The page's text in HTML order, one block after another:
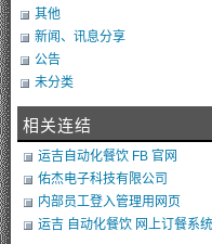
其他
新闻、讯息分享
公告
未分类
相关连结
运吉自动化餐饮 FB 官网
佑杰电子科技有限公司
内部员工登入管理用网页
运吉 自动化餐饮 网上订餐系统